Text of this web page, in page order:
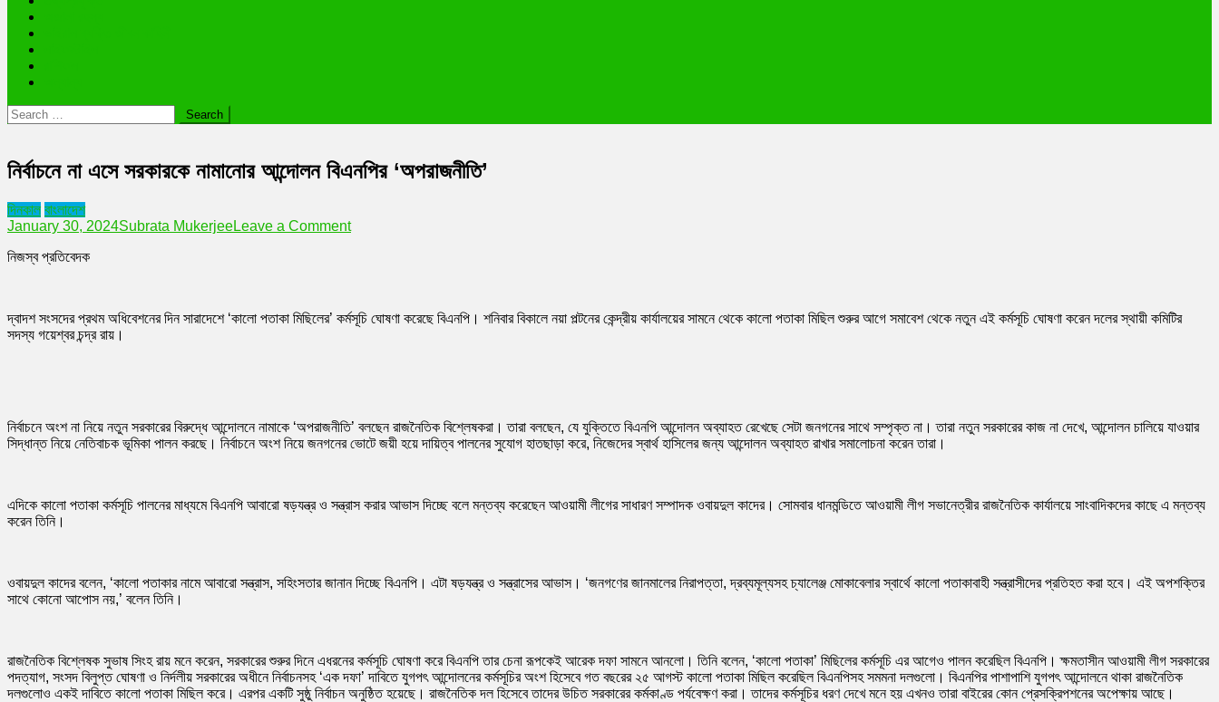
Search
for:
নির্বাচনে না এসে সরকারকে নামানোর আন্দোলন বিএনপির ‘অপরাজনীতি’
দিনকাল বাংলাদেশ
January 30, 2024Subrata MukerjeeLeave a Commenton
আন্দোলন
নিজস্ব প্রতিবেদক
দ্বাদশ সংসদের প্রথম অধিবেশনের দিন সারাদেশে ‘কালো পতাকা মিছিলের’ কর্মসূচি ঘোষণা করেছে বিএনপি। শনিবার বিকালে নয়া পল্টনের কেন্দ্রীয় কার্যালয়ের সামনে থেকে কালো পতাকা মিছিল শুরুর আগে সমাবেশ থেকে নতুন এই কর্মসূচি ঘোষণা করেন দলের স্থায়ী কমিটির
সদস্য গয়েশ্বর চন্দ্র রায়।
নির্বাচনে অংশ না নিয়ে নতুন সরকারের বিরুদ্ধে আন্দোলনে নামাকে ‘অপরাজনীতি’ বলছেন রাজনৈতিক বিশ্লেষকরা। তারা বলছেন, যে যুক্তিতে বিএনপি আন্দোলন অব্যাহত রেখেছে সেটা জনগনের সাথে সম্পৃক্ত না। তারা নতুন সরকারের কাজ না দেখে, আন্দোলন চালিয়ে যাওয়ার
সিদ্ধান্ত নিয়ে নেতিবাচক ভূমিকা পালন করছে। নির্বাচনে অংশ নিয়ে জনগনের ভোটে জয়ী হয়ে দায়িত্ব পালনের সুযোগ হাতছাড়া করে, নিজেদের স্বার্থ হাসিলের জন্য আন্দোলন অব্যাহত রাখার সমালোচনা করেন তারা।
এদিকে কালো পতাকা কর্মসূচি পালনের মাধ্যমে বিএনপি আবারো ষড়যন্ত্র ও সন্ত্রাস করার আভাস দিচ্ছে বলে মন্তব্য করেছেন আওয়ামী লীগের সাধারণ সম্পাদক ওবায়দুল কাদের। সোমবার ধানমন্ডিতে আওয়ামী লীগ সভানেত্রীর রাজনৈতিক কার্যালয়ে সাংবাদিকদের কাছে এ মন্তব্য
করেন তিনি।
ওবায়দুল কাদের বলেন, ‘কালো পতাকার নামে আবারো সন্ত্রাস, সহিংসতার জানান দিচ্ছে বিএনপি। এটা ষড়যন্ত্র ও সন্ত্রাসের আভাস। ‘জনগণের জানমালের নিরাপত্তা, দ্রব্যমূল্যসহ চ্যালেঞ্জ মোকাবেলার স্বার্থে কালো পতাকাবাহী সন্ত্রাসীদের প্রতিহত করা হবে। এই অপশক্তির
সাথে কোনো আপোস নয়,’ বলেন তিনি।
রাজনৈতিক বিশ্লেষক সুভাষ সিংহ রায় মনে করেন, সরকারের শুরুর দিনে এধরনের কর্মসূচি ঘোষণা করে বিএনপি তার চেনা রূপকেই আরেক দফা সামনে আনলো। তিনি বলেন, ‘কালো পতাকা’ মিছিলের কর্মসূচি এর আগেও পালন করেছিল বিএনপি। ক্ষমতাসীন আওয়ামী লীগ সরকারের
পদত্যাগ, সংসদ বিলুপ্ত ঘোষণা ও নির্দলীয় সরকারের অধীনে নির্বাচনসহ ‘এক দফা’ দাবিতে যুগপৎ আন্দোলনের কর্মসূচির অংশ হিসেবে গত বছরের ২৫ আগস্ট কালো পতাকা মিছিল করেছিল বিএনপিসহ সমমনা দলগুলো। বিএনপির পাশাপাশি যুগপৎ আন্দোলনে থাকা রাজনৈতিক
দলগুলোও একই দাবিতে কালো পতাকা মিছিল করে। এরপর একটি সুষ্ঠু নির্বাচন অনুষ্ঠিত হয়েছে। রাজনৈতিক দল হিসেবে তাদের উচিত সরকারের কর্মকাণ্ড পর্যবেক্ষণ করা। তাদের কর্মসূচির ধরণ দেখে মনে হয় এখনও তারা বাইরের কোন প্রেসক্রিপশনের অপেক্ষায় আছে।